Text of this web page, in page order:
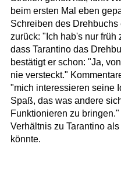
beim ersten Mal eben
Schreiben des
zurück: "Ich hab's nur früh
dass Tarantino das
bestätigt er schon: "Ja,
nie versteckt."
"mich interessieren seine
Spaß, das was andere
Funktionieren zu
Verhältnis zu Tarantino
könnte.